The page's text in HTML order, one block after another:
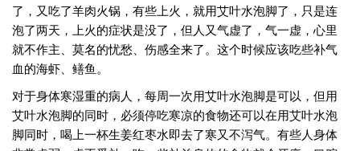
了，又吃了羊肉火锅，有些上火，就用艾叶水泡脚了，只是连
泡了两天，上火的症状是没了，但人又气虚了，气一虚，心里
就不作主、莫名的忧愁、伤感全来了。这个时候应该吃些补气
血的海虾、鳝鱼。
对于身体寒湿重的病人，每周一次用艾叶水泡脚是可以，但用
艾叶水泡脚的同时，必须停吃寒凉的食物还可以在用艾叶水泡
脚同时，喝上一杯生姜红枣水即去了寒又不泻气。有些人身体